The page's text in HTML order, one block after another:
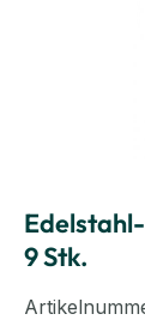
9 Stk.